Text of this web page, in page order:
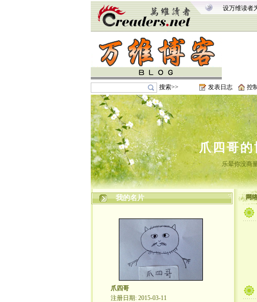
设万维读者
搜索>> 发表日志 控
爪四哥的
乐晕你没商
我的名片
爪四哥
注册日期: 2015-03-11
网